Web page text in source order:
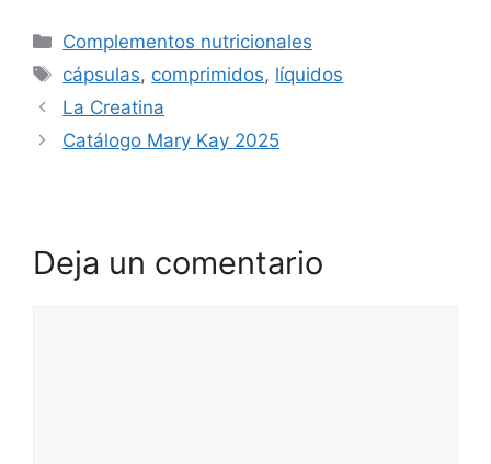
Categorías
Complementos nutricionales
Etiquetas
cápsulas, comprimidos, líquidos
La Creatina
Catálogo Mary Kay 2025
Deja un comentario